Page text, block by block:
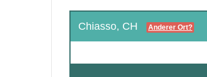
Chiasso, CH Anderer Ort?